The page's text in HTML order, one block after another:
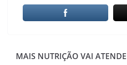
MAIS NUTRIÇÃO VAI